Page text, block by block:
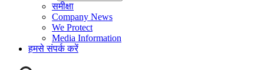
समीक्षा
Company News
We Protect
Media Information
हमसे संपर्क करें